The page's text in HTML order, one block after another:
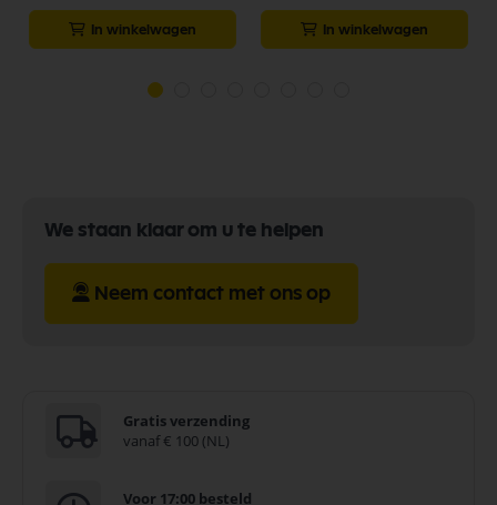
In winkelwagen In winkelwagen
We staan klaar om u te helpen
Neem contact met ons op
Gratis verzending
vanaf € 100 (NL)
Voor 17:00 besteld